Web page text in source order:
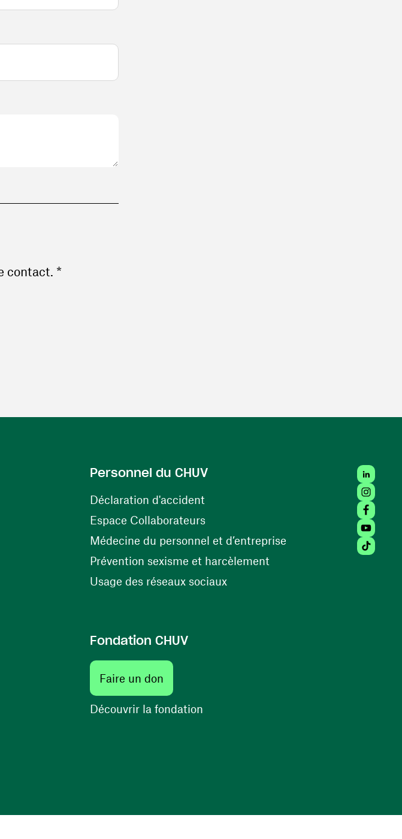
fenêtre)
du formulaire de contact. *
nouvelle fenêtre)
Personnel du CHUV
Déclaration d'accident(ouvre une nouvelle fenêtre)
Espace Collaborateurs(ouvre une nouvelle fenêtre)
Médecine du personnel et d’entreprise(ouvre une nouvelle
Prévention sexisme et harcèlement(ouvre une nouvelle
Usage des réseaux sociaux(ouvre une nouvelle fenêtre)
fenêtre)
fenêtre)
Fondation CHUV
Faire un don(ouvre une nouvelle fenêtre)
Découvrir la fondation(ouvre une nouvelle fenêtre)
Tiktok